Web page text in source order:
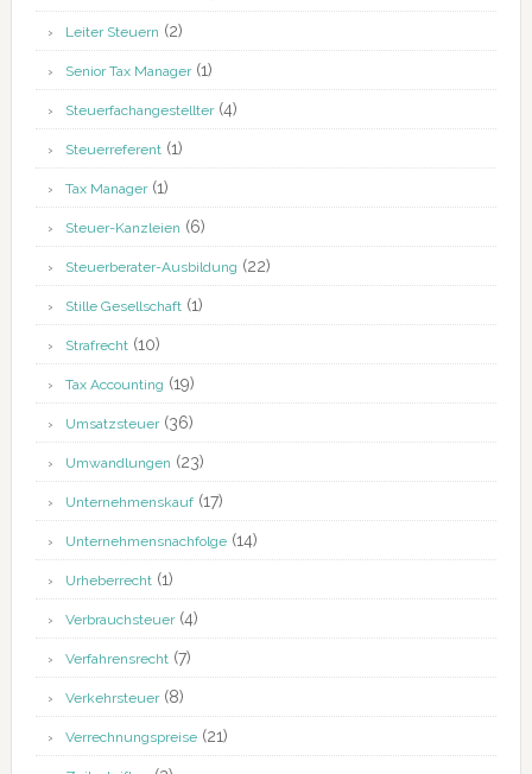
Leiter Steuern (2)
Senior Tax Manager(1)
Steuerfachangestellter(4)
Steuerreferent(1)
Tax Manager(1)
Steuer-Kanzleien (6)
Steuerberater-Ausbildung (22)
Stille Gesellschaft(1)
Strafrecht(10)
Tax Accounting (19)
Umsatzsteuer(36)
Umwandlungen (23)
Unternehmenskauf(17)
Unternehmensnachfolge(14)
Urheberrecht(1)
Verbrauchsteuer(4)
Verfahrensrecht(7)
Verkehrsteuer(8)
Verrechnungspreise(21)